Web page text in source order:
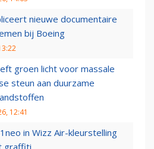
nieuwe documentaire
bij Boeing
groen licht voor massale
steun aan duurzame
12:41
in Wizz Air-kleurstelling